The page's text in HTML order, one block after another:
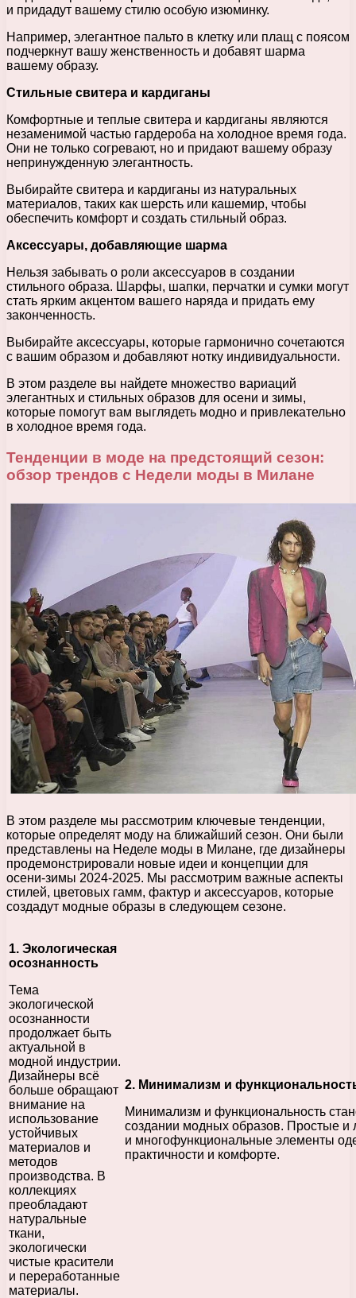
и придадут вашему стилю особую изюминку.
Например, элегантное пальто в клетку или плащ с поясом
подчеркнут вашу женственность и добавят шарма
вашему образу.
Стильные свитера и кардиганы
Комфортные и теплые свитера и кардиганы являются
незаменимой частью гардероба на холодное время года.
Они не только согревают, но и придают вашему образу
непринужденную элегантность.
Выбирайте свитера и кардиганы из натуральных
материалов, таких как шерсть или кашемир, чтобы
обеспечить комфорт и создать стильный образ.
Аксессуары, добавляющие шарма
Нельзя забывать о роли аксессуаров в создании
стильного образа. Шарфы, шапки, перчатки и сумки могут
стать ярким акцентом вашего наряда и придать ему
законченность.
Выбирайте аксессуары, которые гармонично сочетаются
с вашим образом и добавляют нотку индивидуальности.
В этом разделе вы найдете множество вариаций
элегантных и стильных образов для осени и зимы,
которые помогут вам выглядеть модно и привлекательно
в холодное время года.
Тенденции в моде на предстоящий сезон:
обзор трендов с Недели моды в Милане
В этом разделе мы рассмотрим ключевые тенденции,
которые определят моду на ближайший сезон. Они были
представлены на Неделе моды в Милане, где дизайнеры
продемонстрировали новые идеи и концепции для
осени-зимы 2024-2025. Мы рассмотрим важные аспекты
стилей, цветовых гамм, фактур и аксессуаров, которые
создадут модные образы в следующем сезоне.
1. Экологическая
осознанность
Тема
экологической
осознанности
продолжает быть
актуальной в
модной индустрии.
Дизайнеры всё
больше обращают
внимание на
использование
устойчивых
материалов и
методов
производства. В
коллекциях
преобладают
натуральные
ткани,
экологически
чистые красители
и переработанные
материалы.
2. Минимализм и
Минимализм и функциональность
создании модных образов. Простые и
и многофункциональные элементы
практичности и комфорте.